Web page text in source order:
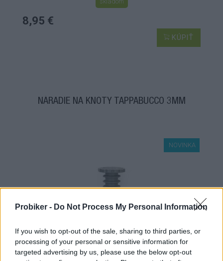
Probiker - Do Not Process My Personal Information
If you wish to opt-out of the sale, sharing to third parties, or
processing of your personal or sensitive information for
targeted advertising by us, please use the below opt-out
8,95 €
KÚPIŤ
NÁRADIE NA KNOTY TAPPABUCCO 3MM
NOVINKA
skladom